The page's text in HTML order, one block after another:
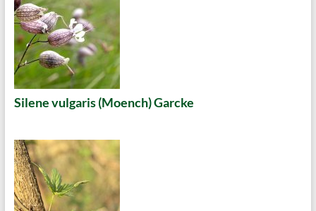
Silene vulgaris (Moench) Garcke